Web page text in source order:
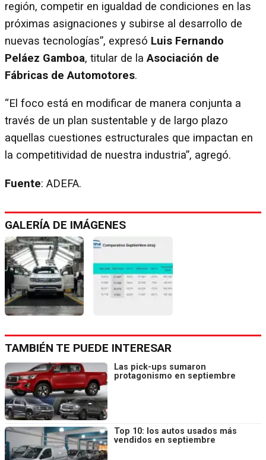
región, competir en igualdad de condiciones en las
próximas asignaciones y subirse al desarrollo de
nuevas tecnologías”, expresó Luis Fernando
Peláez Gamboa, titular de laAsociación de
Fábricas de Automotores.
“El foco está en modificar de manera conjunta a
través de un plan sustentable y de largo plazo
aquellas cuestiones estructurales que impactan en
la competitividad de nuestra industria”, agregó.
Fuente: ADEFA.
GALERÍA DE IMÁGENES
TAMBIÉN TE PUEDE INTERESAR
Las pick-ups sumaron
protagonismo en septiembre
Top 10: los autos usados más
vendidos en septiembre